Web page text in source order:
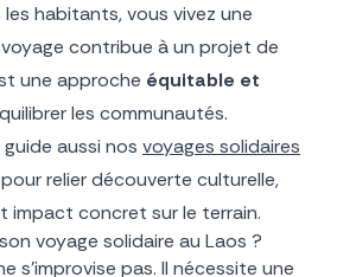
habitants, vous vivez une
contribue à un projet de
une approche équitable et
les communautés.
aussi nos voyages solidaires
relier découverte culturelle,
impact concret sur le terrain.
voyage solidaire au Laos ?
s’improvise pas. Il nécessite une